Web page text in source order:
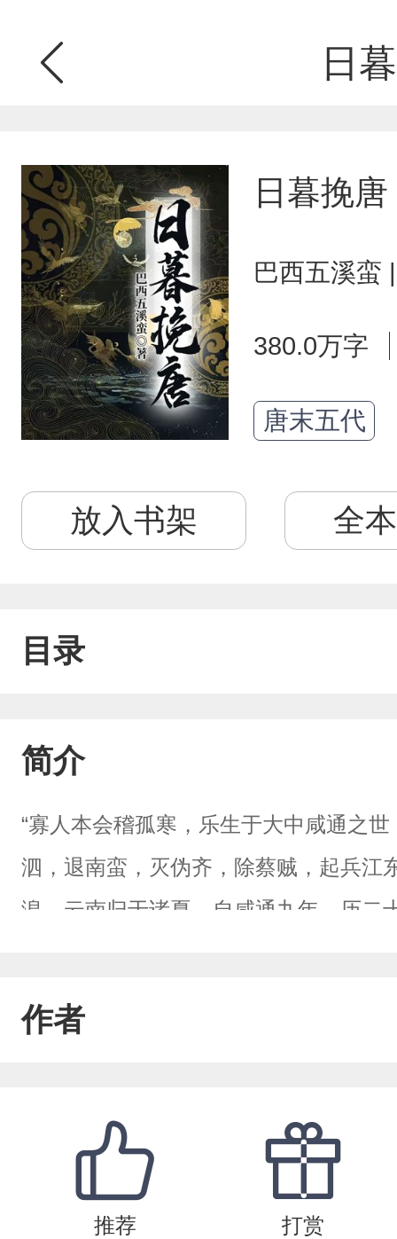
日
日暮挽唐
巴西五溪蛮
380.0万字
唐末五代
放入书架 全
目录
简介
“寡人本会稽孤寒，乐生于大中咸通之
泗，退南蛮，灭伪齐，除蔡贼，起兵江
湟、云南归于诸夏，自咸通九年，历二
懿皇遗命，亲领江东锐士四十万北讨
暮之年的唐帝国，即将在一场空前的
陷，天子九迁。群藩并起，牙兵骄纵
慧出，有大伪。六亲不和，有中尉；
作者
推荐 打赏